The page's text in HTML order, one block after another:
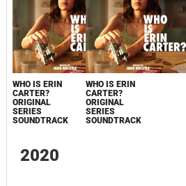
WHO IS ERIN
CARTER?
ORIGINAL
SERIES
SOUNDTRACK
WHO IS ERIN
CARTER?
ORIGINAL
SERIES
SOUNDTRACK
2020